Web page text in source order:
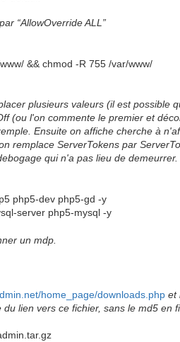
“AllowOverride ALL”
&& chmod -R 755 /var/www/
plusieurs valeurs (il est possible
(ou l'on commente le premier et
Ensuite on affiche cherche à
remplace ServerTokens par
qui n'a pas lieu de
php5-dev php5-gd -y
server php5-mysql -y
un mdp.
home_page/downloads.phpet
lien vers ce fichier, sans le md5 en